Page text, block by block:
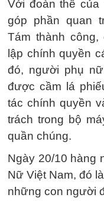
Với đoàn thể của
góp phần quan
Tám thành
lập chính quyền
đó, người phụ
được cầm lá
tác chính quyền
trách trong bộ
quần chúng.
Ngày 20/10 hàng
Nữ Việt Nam, đó
những con người